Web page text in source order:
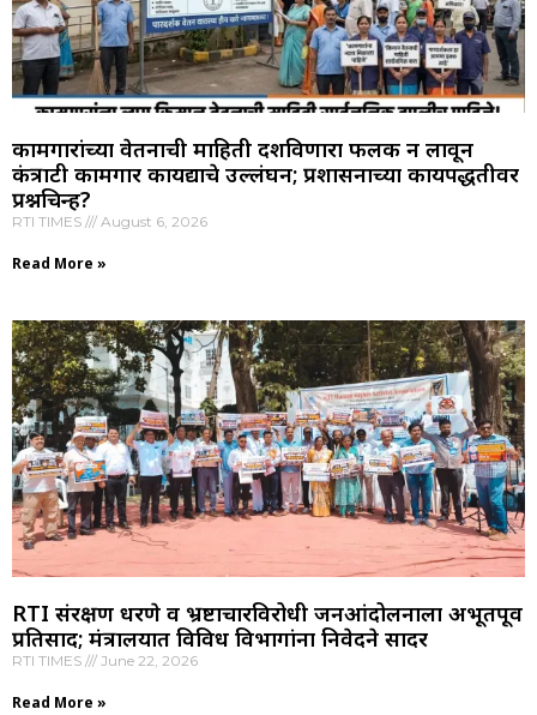
कामगारांच्या वेतनाची माहिती दर्शविणारा फलक न लावून
कंत्राटी कामगार कायद्याचे उल्लंघन; प्रशासनाच्या कार्यपद्धतीवर
प्रश्नचिन्ह?
RTI TIMES August 6, 2026
Read More »
RTI संरक्षण धरणे व भ्रष्टाचारविरोधी जनआंदोलनाला अभूतपूर्व
प्रतिसाद; मंत्रालयात विविध विभागांना निवेदने सादर
RTI TIMES June 22, 2026
Read More »